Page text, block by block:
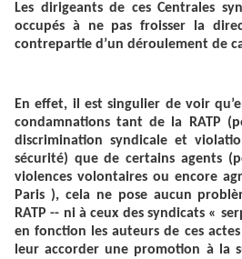
Les dirigeants de ces Centrales
occupés à ne pas froisser la
contrepartie d’un déroulement de
En effet, il est singulier de voir
condamnations tant de la RATP
discrimination syndicale et
sécurité) que de certains agents
violences volontaires ou encore
Paris ), cela ne pose aucun
RATP -- ni à ceux des syndicats «
en fonction les auteurs de ces
leur accorder une promotion à la